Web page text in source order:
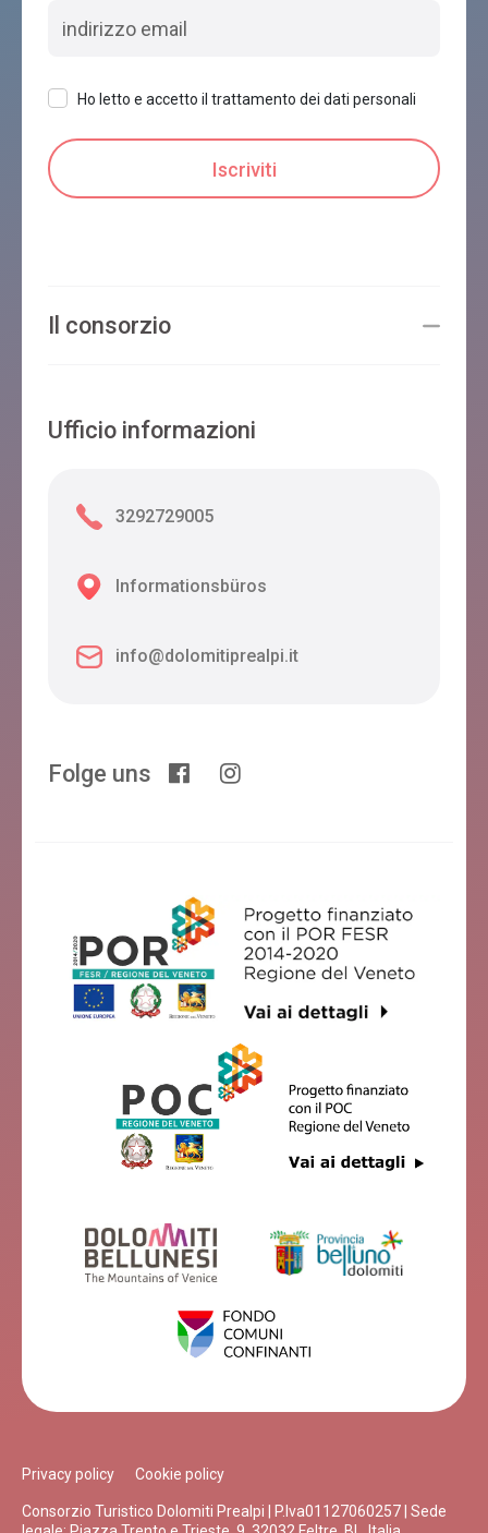
Ho letto e accetto il trattamento dei dati personali
Il consorzio
Ufficio informazioni
3292729005
Informationsbüros
info@dolomitiprealpi.it
Folge uns
Privacy policy Cookie policy
Consorzio Turistico Dolomiti Prealpi | P.Iva01127060257 | Sede